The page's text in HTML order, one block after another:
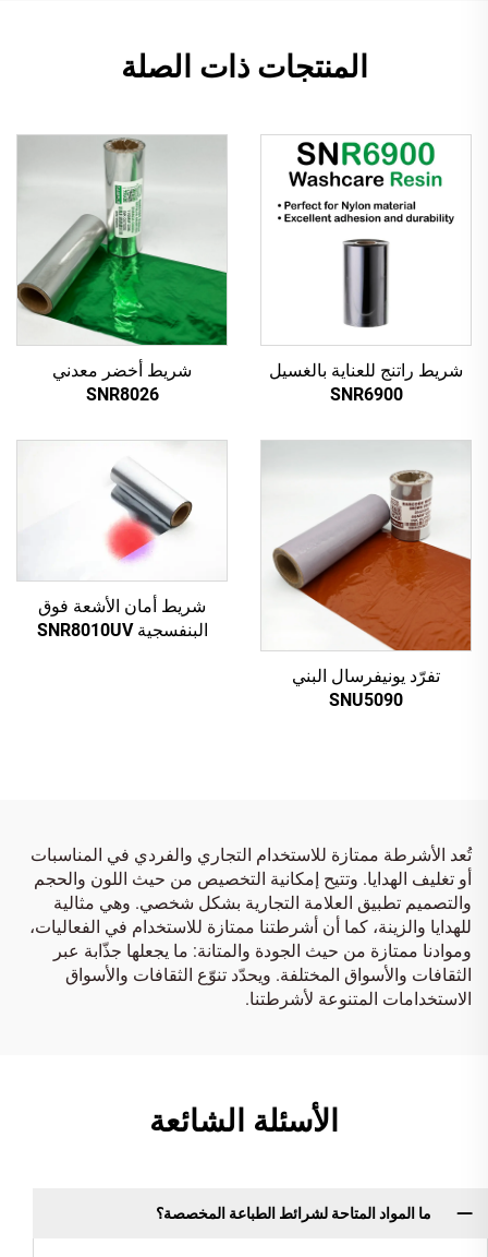
المنتجات ذات الصلة
شريط راتنج للعناية بالغسيل
SNR6900
شريط أخضر معدني
SNR8026
تفرّد يونيفرسال البني
SNU5090
شريط أمان الأشعة فوق
البنفسجية SNR8010UV
تُعد الأشرطة ممتازة للاستخدام التجاري والفردي في المناسبات
أو تغليف الهدايا. وتتيح إمكانية التخصيص من حيث اللون والحجم
والتصميم تطبيق العلامة التجارية بشكل شخصي. وهي مثالية
للهدايا والزينة، كما أن أشرطتنا ممتازة للاستخدام في الفعاليات،
وموادنا ممتازة من حيث الجودة والمتانة: ما يجعلها جذّابة عبر
الثقافات والأسواق المختلفة. ويحدّد تنوّع الثقافات والأسواق
الاستخدامات المتنوعة لأشرطتنا.
الأسئلة الشائعة
ما المواد المتاحة لشرائط الطباعة المخصصة؟